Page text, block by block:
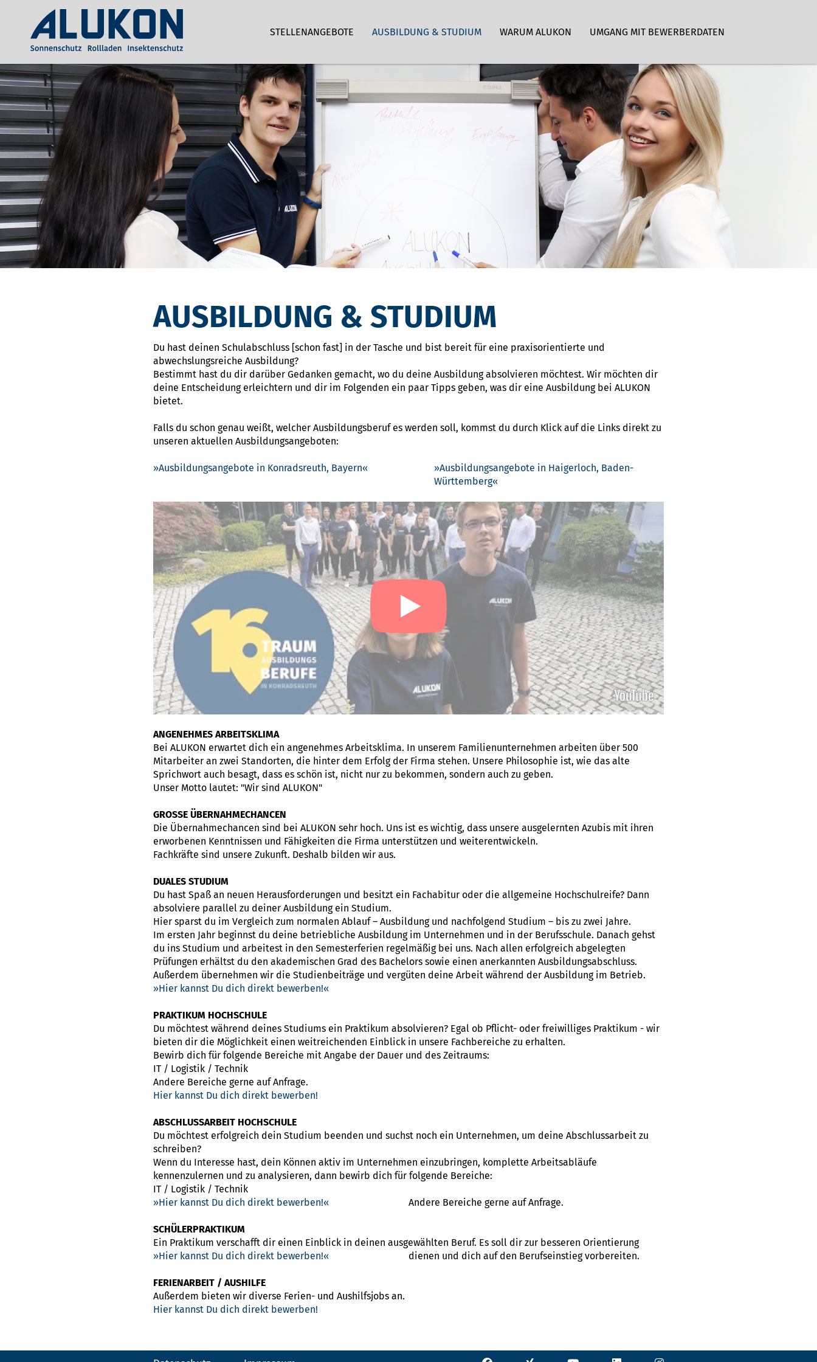
STELLENANGEBOTE AUSBILDUNG & STUDIUM WARUM ALUKON UMGANG MIT BEWERBERDATEN
AUSBILDUNG & STUDIUM
Du hast deinen Schulabschluss [schon fast] in der Tasche und bist bereit für eine praxisorientierte und
abwechslungsreiche Ausbildung?
Bestimmt hast du dir darüber Gedanken gemacht, wo du deine Ausbildung absolvieren möchtest. Wir möchten dir
deine Entscheidung erleichtern und dir im Folgenden ein paar Tipps geben, was dir eine Ausbildung bei ALUKON
bietet.
Falls du schon genau weißt, welcher Ausbildungsberuf es werden soll, kommst du durch Klick auf die Links direkt zu
unseren aktuellen Ausbildungsangeboten:
Ausbildungsangebote in Konradsreuth, Bayern
Ausbildungsangebote in Haigerloch, Baden-
Württemberg
ANGENEHMES ARBEITSKLIMA
Bei ALUKON erwartet dich ein angenehmes Arbeitsklima. In unserem Familienunternehmen arbeiten über 500
Mitarbeiter an zwei Standorten, die hinter dem Erfolg der Firma stehen. Unsere Philosophie ist, wie das alte
Sprichwort auch besagt, dass es schön ist, nicht nur zu bekommen, sondern auch zu geben.
Unser Motto lautet: "Wir sind ALUKON"
GROSSE ÜBERNAHMECHANCEN
Die Übernahmechancen sind bei ALUKON sehr hoch. Uns ist es wichtig, dass unsere ausgelernten Azubis mit ihren
erworbenen Kenntnissen und Fähigkeiten die Firma unterstützen und weiterentwickeln.
Fachkräfte sind unsere Zukunft. Deshalb bilden wir aus.
DUALES STUDIUM
Du hast Spaß an neuen Herausforderungen und besitzt ein Fachabitur oder die allgemeine Hochschulreife? Dann
absolviere parallel zu deiner Ausbildung ein Studium.
Hier sparst du im Vergleich zum normalen Ablauf – Ausbildung und nachfolgend Studium – bis zu zwei Jahre.
Im ersten Jahr beginnst du deine betriebliche Ausbildung im Unternehmen und in der Berufsschule. Danach gehst
du ins Studium und arbeitest in den Semesterferien regelmäßig bei uns. Nach allen erfolgreich abgelegten
Prüfungen erhältst du den akademischen Grad des Bachelors sowie einen anerkannten Ausbildungsabschluss.
Außerdem übernehmen wir die Studienbeiträge und vergüten deine Arbeit während der Ausbildung im Betrieb.
Hier kannst Du dich direkt bewerben!
PRAKTIKUM HOCHSCHULE
Du möchtest während deines Studiums ein Praktikum absolvieren? Egal ob Pflicht- oder freiwilliges Praktikum - wir
bieten dir die Möglichkeit einen weitreichenden Einblick in unsere Fachbereiche zu erhalten.
Bewirb dich für folgende Bereiche mit Angabe der Dauer und des Zeitraums:
IT / Logistik / Technik
Andere Bereiche gerne auf Anfrage.
Hier kannst Du dich direkt bewerben!
ABSCHLUSSARBEIT HOCHSCHULE
Du möchtest erfolgreich dein Studium beenden und suchst noch ein Unternehmen, um deine Abschlussarbeit zu
schreiben?
Wenn du Interesse hast, dein Können aktiv im Unternehmen einzubringen, komplette Arbeitsabläufe
kennenzulernen und zu analysieren, dann bewirb dich für folgende Bereiche:
IT / Logistik / Technik
Andere Bereiche gerne auf Anfrage.
Hier kannst Du dich direkt bewerben!
SCHÜLERPRAKTIKUM
Ein Praktikum verschafft dir einen Einblick in deinen ausgewählten Beruf. Es soll dir zur besseren Orientierung
dienen und dich auf den Berufseinstieg vorbereiten.
Hier kannst Du dich direkt bewerben!
FERIENARBEIT / AUSHILFE
Außerdem bieten wir diverse Ferien- und Aushilfsjobs an.
Hier kannst Du dich direkt bewerben!